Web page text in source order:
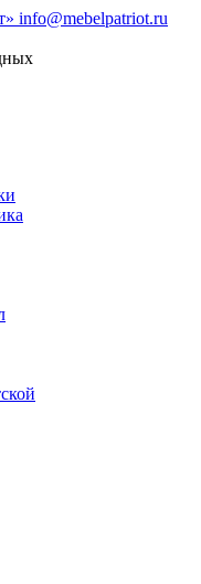
info@mebelpatriot.ru